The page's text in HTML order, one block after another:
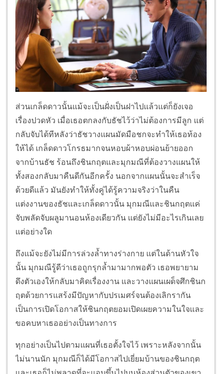
ส่วนเกล็ดดาวนั้นแม้จะเป็นฝั่งเป็นฝาไปแล้วแต่ก็ยังเจอ
เรื่องปวดหัว เมื่อเธอตกลงกับธัชไว้ว่าไม่ต้องการมีลูก แต่
กลับจับได้ทีหลังว่าธัชวางแผนมัดมือชกจะทำให้เธอท้อง
ให้ได้ เกล็ดดาวโกรธมากจนหอบผ้าหอบผ่อนย้ายออก
จากบ้านธัช ร้อนถึงชินกฤตและมุกมณีที่ต้องวางแผนให้
ทั้งสองกลับมาคืนดีกันอีกครั้ง นอกจากแผนนั้นจะสำเร็จ
ด้วยดีแล้ว มันยังทำให้ทั้งคู่ได้รู้ความจริงว่าในคืน
แต่งงานของธัชและเกล็ดดาวนั้น มุกมณีและชินกฤตแค่
จับพลัดจับผลูมานอนห้องเดียวกัน แต่ยังไม่มีอะไรเกินเลย
แต่อย่างใด
ถึงแม้จะยังไม่มีการล่วงล้ำทางร่างกาย แต่ในด้านหัวใจ
นั้น มุกมณีรู้ดีว่าเธอถูกรุกล้ำมามากพอตัว เธอพยายาม
ดึงตัวเองให้กลับมาคิดเรื่องงาน และวางแผนเผด็จศึกชินก
ฤตด้วยการแสร้งมีปัญหากับปรเมศร์จนต้องเลิกรากัน
เป็นการเปิดโอกาสให้ชินกฤตยอมเปิดเผยความในใจและ
ขอคบหาเธออย่างเป็นทางการ
ทุกอย่างเป็นไปตามแผนที่เธอตั้งใจไว้ เพราะหลังจากนั้น
ไม่นานนัก มุกมณีก็ได้มีโอกาสไปเยี่ยมบ้านของชินกฤต